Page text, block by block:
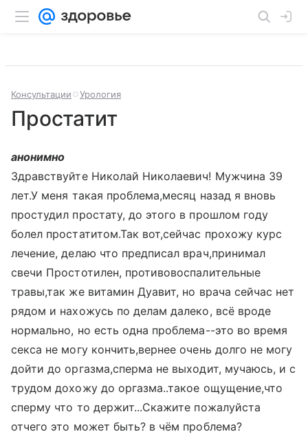
Консультации Урология
Простатит
анонимно
Здравствуйте Николай Николаевич! Мужчина 39
лет.У меня такая проблема,месяц назад я вновь
простудил простату, до этого в прошлом году
болел простатитом.Так вот,сейчас прохожу курс
лечение, делаю что предписал врач,принимал
свечи Простотилен, противовоспалительные
травы,так же витамин Дуавит, но врача сейчас нет
рядом и нахожусь по делам далеко, всё вроде
нормально, но есть одна проблема--это во время
секса не могу кончить,вернее очень долго не могу
дойти до оргазма,сперма не выходит, мучаюсь, и с
трудом дохожу до оргазма..такое ощущение,что
сперму что то держит...Скажите пожалуйста
отчего это может быть? в чём проблема?